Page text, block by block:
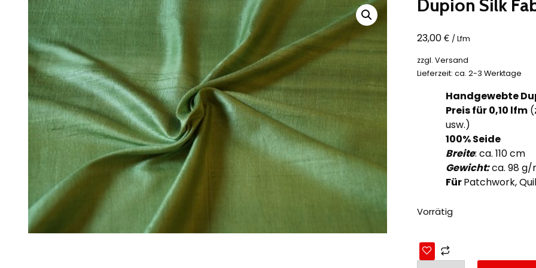
Dupion Silk
23,00€ / Lfm
zzgl. Versand
Lieferzeit: ca. 2-3 Werktage
Handgewebte
Preis für 0,10 lfm
usw.)
100% Seide
Breite: ca. 110 cm
Gewicht:ca. 98 g/
FürPatchwork,
Vorrätig